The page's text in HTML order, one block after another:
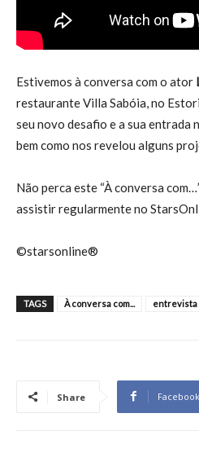
Estivemos à conversa com o ator
restaurante Villa Sabóia, no
seu novo desafio e a sua entrada
bem como nos revelou alguns
Não perca este “À conversa
assistir regularmente no
©starsonline®
TAGS À conversa com... entrevista
Share Facebook